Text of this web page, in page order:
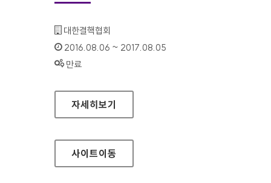
기관명 :
대한결핵협회
인증기간 :
2016.08.06 ~ 2017.08.05
상태 :
만료
대한결핵협회 대표 홈페이지
자세히보기
사이트이동